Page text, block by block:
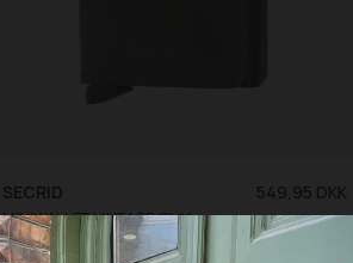
O/S
SECRID
MINIWALLET VINTAGE OLIVE-BLACK
549,95 DKK